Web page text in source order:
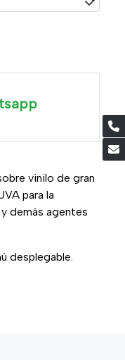
vinilo de gran
para la
demás agentes
desplegable.